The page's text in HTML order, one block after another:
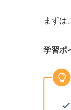
まずは
学習ポ